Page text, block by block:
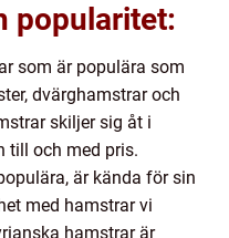
popularitet:
som är populära som
dvärghamstrar och
skiljer sig åt i
till och med pris.
är kända för sin
med hamstrar vi
hamstrar är